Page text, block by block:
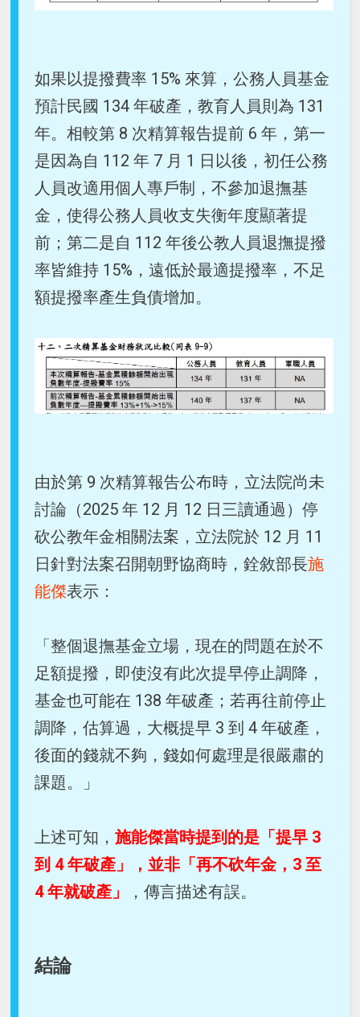
如果以提撥費率 15% 來算，公務人員基金
預計民國 134 年破產，教育人員則為 131
年。相較第 8 次精算報告提前 6 年，第一
是因為自 112 年 7 月 1 日以後，初任公務
人員改適用個人專戶制，不參加退撫基
金，使得公務人員收支失衡年度顯著提
前；第二是自 112 年後公教人員退撫提撥
率皆維持 15%，遠低於最適提撥率，不足
額提撥率產生負債增加。
由於第 9 次精算報告公布時，立法院尚未
討論（2025 年 12 月 12 日三讀通過）停
砍公教年金相關法案，立法院於 12 月 11
日針對法案召開朝野協商時，銓敘部長施
能傑表示：
「整個退撫基金立場，現在的問題在於不
足額提撥，即使沒有此次提早停止調降，
基金也可能在 138 年破產；若再往前停止
調降，估算過，大概提早 3 到 4 年破產，
後面的錢就不夠，錢如何處理是很嚴肅的
課題。」
上述可知，施能傑當時提到的是「提早 3
到 4 年破產」，並非「再不砍年金，3 至
4 年就破產」
，傳言描述有誤。
結論